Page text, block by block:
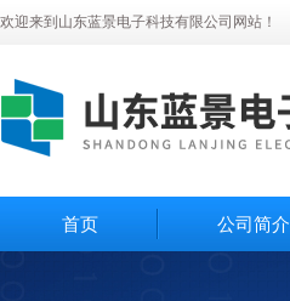
欢迎来到山东蓝景电子科技有限公司网站！
首页 公司简介